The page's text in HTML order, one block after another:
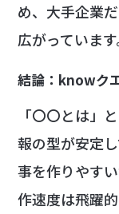
め、大手企業
広がっています
結論：knowク
「〇〇とは」
報の型が安定
事を作りやす
作速度は飛躍